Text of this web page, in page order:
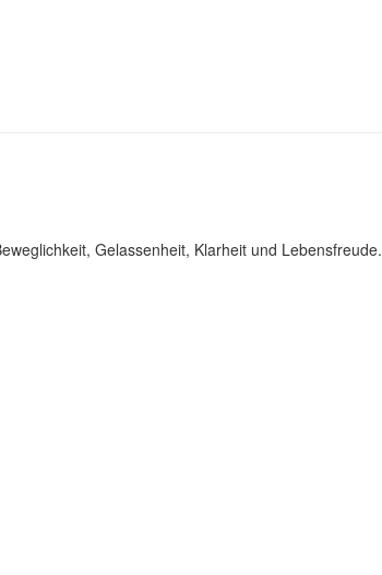
Gelassenheit, Klarheit und Lebensfreude.